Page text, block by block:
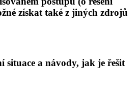
získat také z jiných zdrojů
situace a návody, jak je řešit